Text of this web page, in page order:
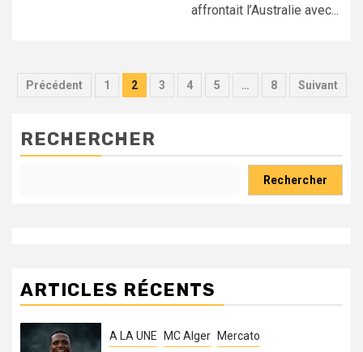
affrontait l’Australie avec...
Pagination
publications
Précédent 1 2 3 4 5 … 8 Suivant
RECHERCHER
Rechercher
ARTICLES RÉCENTS
A LA UNE MC Alger Mercato